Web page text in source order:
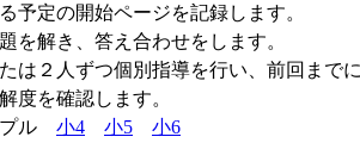
予定の開始ページを記録します。
を解き、答え合わせをします。
は２人ずつ個別指導を行い、前回まで
度を確認します。
ル 小4 小5
小6